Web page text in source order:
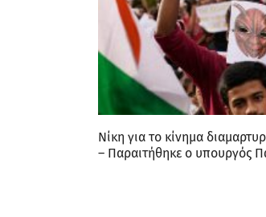
Νίκη για το κίνημα
– Παραιτήθηκε ο υπουργός